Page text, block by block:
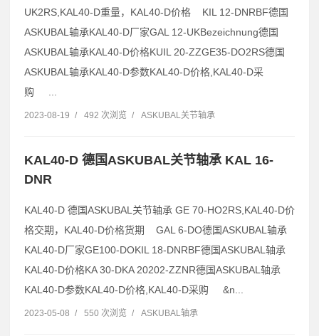
UK2RS,KAL40-D重量，KAL40-D价格 KIL 12-DNRBF德国
ASKUBAL轴承KAL40-D厂家GAL 12-UKBezeichnung德国
ASKUBAL轴承KAL40-D价格KUIL 20-ZZGE35-DO2RS德国
ASKUBAL轴承KAL40-D参数KAL40-D价格,KAL40-D采
购 ...
2023-08-19 / 492 次浏览 / ASKUBAL关节轴承
KAL40-D 德国ASKUBAL关节轴承 KAL 16-
DNR
KAL40-D 德国ASKUBAL关节轴承 GE 70-HO2RS,KAL40-D价
格交期，KAL40-D价格货期 GAL 6-DO德国ASKUBAL轴承
KAL40-D厂家GE100-DOKIL 18-DNRBF德国ASKUBAL轴承
KAL40-D价格KA 30-DKA 20202-ZZNR德国ASKUBAL轴承
KAL40-D参数KAL40-D价格,KAL40-D采购 &n...
2023-05-08 / 550 次浏览 / ASKUBAL轴承